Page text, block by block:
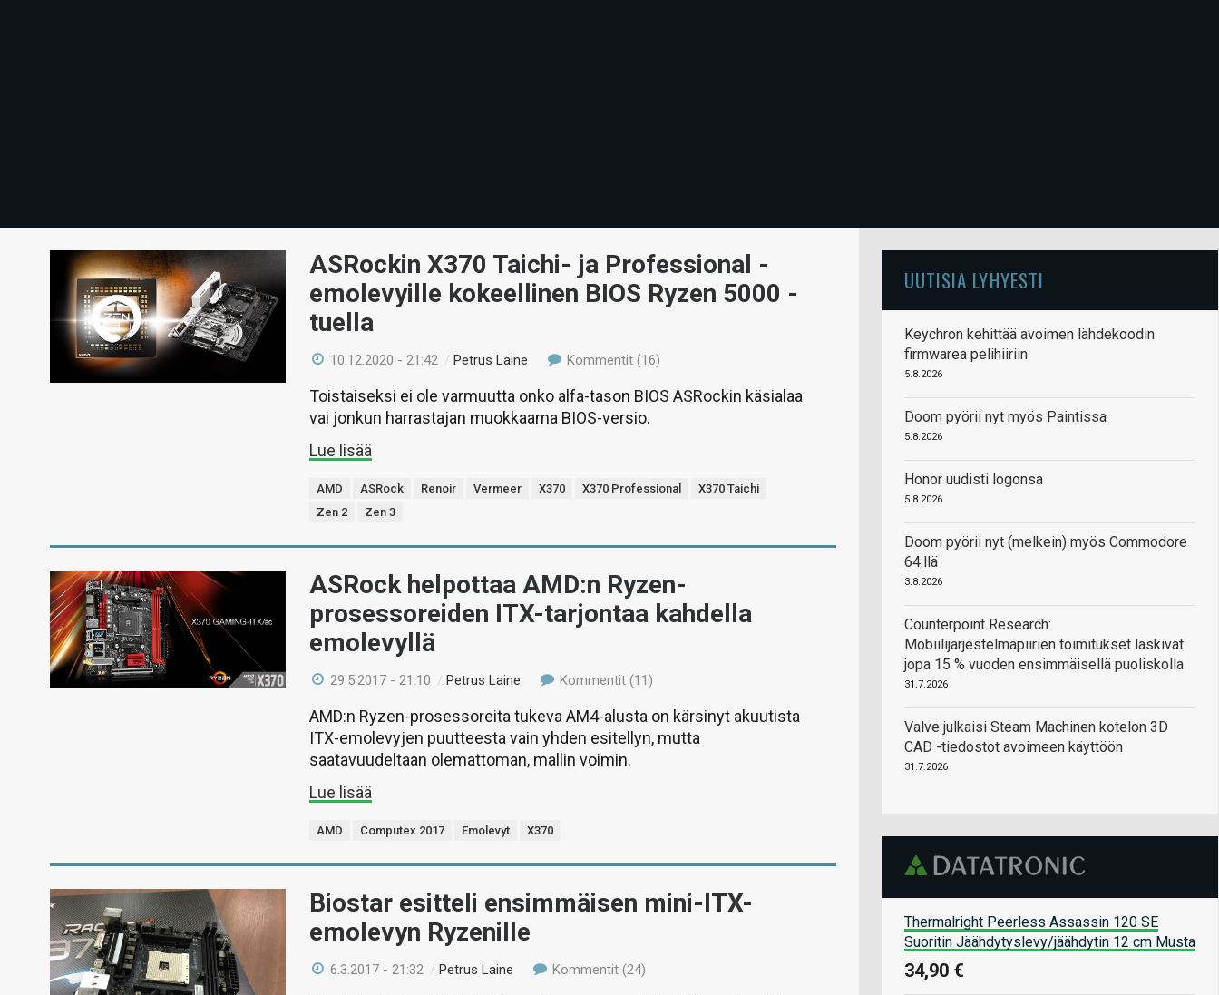
ASRockin X370 Taichi- ja Professional -
emolevyille kokeellinen BIOS Ryzen 5000 -
tuella
10.12.2020 - 21:42 /Petrus Laine Kommentit (16)
Toistaiseksi ei ole varmuutta onko alfa-tason BIOS ASRockin käsialaa
vai jonkun harrastajan muokkaama BIOS-versio.
Lue lisää
AMD ASRock Renoir Vermeer X370 X370 Professional
X370 Taichi
Zen 2
Zen 3
ASRock helpottaa AMD:n Ryzen-
prosessoreiden ITX-tarjontaa kahdella
emolevyllä
29.5.2017 - 21:10 /Petrus Laine Kommentit (11)
AMD:n Ryzen-prosessoreita tukeva AM4-alusta on kärsinyt akuutista
ITX-emolevyjen puutteesta vain yhden esitellyn, mutta
saatavuudeltaan olemattoman, mallin voimin.
Lue lisää
AMD Computex 2017 Emolevyt X370
Biostar esitteli ensimmäisen mini-ITX-
emolevyn Ryzenille
6.3.2017 - 21:32 /Petrus Laine Kommentit (24)
UUTISIA LYHYESTI
Keychron kehittää avoimen lähdekoodin
firmwarea pelihiiriin
5.8.2026
Doom pyörii nyt myös Paintissa
5.8.2026
Honor uudisti logonsa
5.8.2026
Doom pyörii nyt (melkein) myös Commodore
64:llä
3.8.2026
Counterpoint Research:
Mobiilijärjestelmäpiirien toimitukset laskivat
jopa 15 % vuoden ensimmäisellä puoliskolla
31.7.2026
Valve julkaisi Steam Machinen kotelon 3D
CAD -tiedostot avoimeen käyttöön
31.7.2026
Thermalright Peerless Assassin 120 SE
Suoritin Jäähdytyslevy/jäähdytin 12 cm Musta
34,90 €